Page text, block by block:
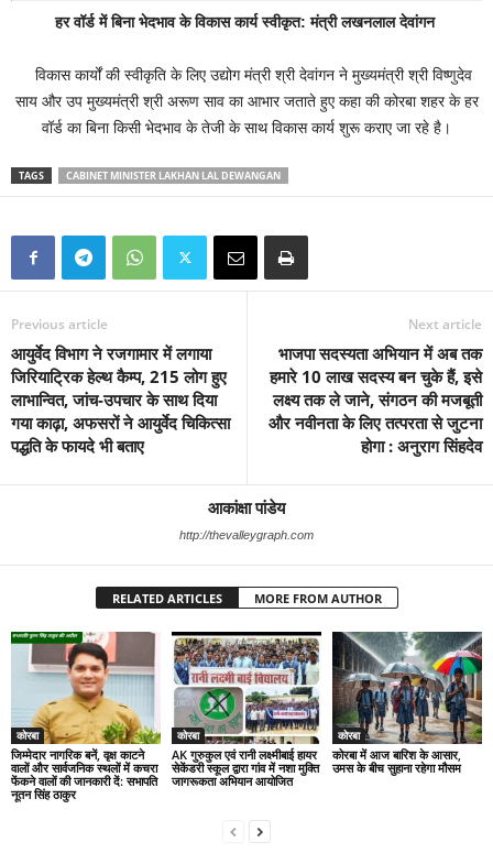
हर वॉर्ड में बिना भेदभाव के विकास कार्य स्वीकृत: मंत्री लखनलाल देवांगन
विकास कार्यों की स्वीकृति के लिए उद्योग मंत्री श्री देवांगन ने मुख्यमंत्री श्री विष्णुदेव
साय और उप मुख्यमंत्री श्री अरूण साव का आभार जताते हुए कहा की कोरबा शहर के हर
वॉर्ड का बिना किसी भेदभाव के तेजी के साथ विकास कार्य शुरू कराए जा रहे है।
TAGS CABINET MINISTER LAKHAN LAL DEWANGAN
Previous article
आयुर्वेद विभाग ने रजगामार में लगाया
जिरियाट्रिक हेल्थ कैम्प, 215 लोग हुए
लाभान्वित, जांच-उपचार के साथ दिया
गया काढ़ा, अफसरों ने आयुर्वेद चिकित्सा
पद्धति के फायदे भी बताए
Next article
भाजपा सदस्यता अभियान में अब तक
हमारे 10 लाख सदस्य बन चुके हैं, इसे
लक्ष्य तक ले जाने, संगठन की मजबूती
और नवीनता के लिए तत्परता से जुटना
होगा : अनुराग सिंहदेव
आकांक्षा पांडेय
http://thevalleygraph.com
RELATED ARTICLES MORE FROM AUTHOR
कोरबा
जिम्मेदार नागरिक बनें, वृक्ष काटने
वालों और सार्वजनिक स्थलों में कचरा
फेंकने वालों की जानकारी दें: सभापति
नूतन सिंह ठाकुर
कोरबा
AK गुरुकुल एवं रानी लक्ष्मीबाई हायर
सेकेंडरी स्कूल द्वारा गांव में नशा मुक्ति
जागरूकता अभियान आयोजित
कोरबा
कोरबा में आज बारिश के आसार,
उमस के बीच सुहाना रहेगा मौसम